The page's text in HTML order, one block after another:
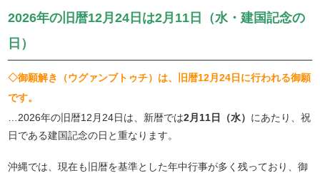
2026年の旧暦12月24日は2月11日（水・建国記念の
日）
◇御願解き（ウグァンブトゥチ）は、旧暦12月24日に行われる御願
です。
…2026年の旧暦12月24日は、新暦では2月11日（水） にあたり、祝
日である建国記念の日と重なります。
沖縄では、現在も旧暦を基準とした年中行事が多く残っており、御